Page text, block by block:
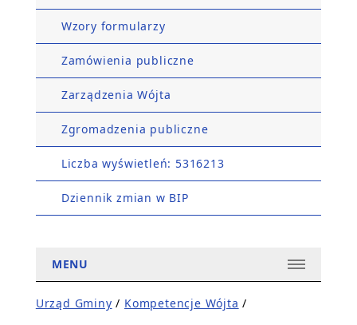
Wzory formularzy
Zamówienia publiczne
Zarządzenia Wójta
Zgromadzenia publiczne
Liczba wyświetleń: 5316213
Dziennik zmian w BIP
MENU
Urząd Gminy / Kompetencje Wójta /